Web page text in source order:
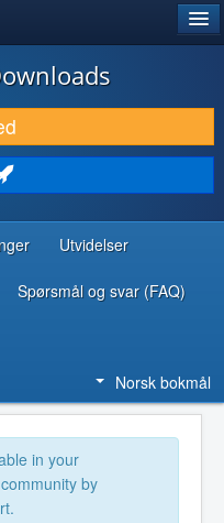
Utvidelser
Spørsmål og svar (FAQ)
Norsk bokmål
in your
by